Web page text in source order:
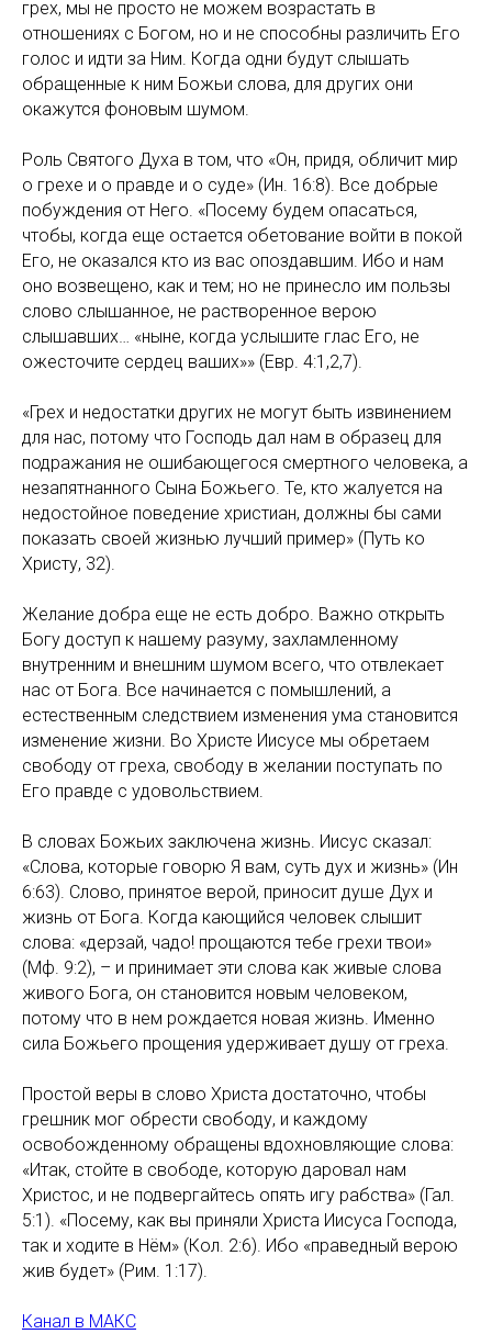
грех, мы не просто не можем возрастать в
отношениях с Богом, но и не способны различить Его
голос и идти за Ним. Когда одни будут слышать
обращенные к ним Божьи слова, для других они
окажутся фоновым шумом.
Роль Святого Духа в том, что «Он, придя, обличит мир
о грехе и о правде и о суде» (Ин. 16:8). Все добрые
побуждения от Него. «Посему будем опасаться,
чтобы, когда еще остается обетование войти в покой
Его, не оказался кто из вас опоздавшим. Ибо и нам
оно возвещено, как и тем; но не принесло им пользы
слово слышанное, не растворенное верою
слышавших… «ныне, когда услышите глас Его, не
ожесточите сердец ваших»» (Евр. 4:1,2,7).
«Грех и недостатки других не могут быть извинением
для нас, потому что Господь дал нам в образец для
подражания не ошибающегося смертного человека, а
незапятнанного Сына Божьего. Те, кто жалуется на
недостойное поведение христиан, должны бы сами
показать своей жизнью лучший пример» (Путь ко
Христу, 32).
Желание добра еще не есть добро. Важно открыть
Богу доступ к нашему разуму, захламленному
внутренним и внешним шумом всего, что отвлекает
нас от Бога. Все начинается с помышлений, а
естественным следствием изменения ума становится
изменение жизни. Во Христе Иисусе мы обретаем
свободу от греха, свободу в желании поступать по
Его правде с удовольствием.
В словах Божьих заключена жизнь. Иисус сказал:
«Слова, которые говорю Я вам, суть дух и жизнь» (Ин
6:63). Слово, принятое верой, приносит душе Дух и
жизнь от Бога. Когда кающийся человек слышит
слова: «дерзай, чадо! прощаются тебе грехи твои»
(Мф. 9:2), – и принимает эти слова как живые слова
живого Бога, он становится новым человеком,
потому что в нем рождается новая жизнь. Именно
сила Божьего прощения удерживает душу от греха.
Простой веры в слово Христа достаточно, чтобы
грешник мог обрести свободу, и каждому
освобожденному обращены вдохновляющие слова:
«Итак, стойте в свободе, которую даровал нам
Христос, и не подвергайтесь опять игу рабства» (Гал.
5:1). «Посему, как вы приняли Христа Иисуса Господа,
так и ходите в Нём» (Кол. 2:6). Ибо «праведный верою
жив будет» (Рим. 1:17).
Канал в МАКС